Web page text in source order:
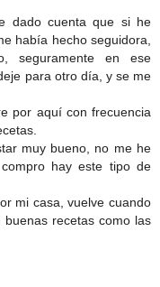
dado cuenta que si he
había hecho seguidora,
seguramente en ese
para otro día, y se me
por aquí con frecuencia
muy bueno, no me he
hay este tipo de
mi casa, vuelve cuando
recetas como las